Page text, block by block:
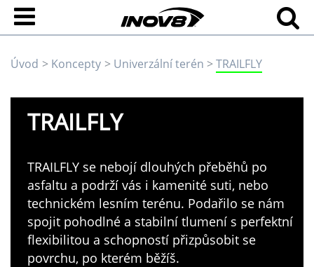
Úvod Koncepty Univerzální terén TRAILFLY
TRAILFLY
TRAILFLY se nebojí dlouhých přeběhů po
asfaltu a podrží vás i kamenité suti, nebo
technickém lesním terénu. Podařilo se nám
spojit pohodlné a stabilní tlumení s perfektní
flexibilitou a schopností přizpůsobit se
povrchu, po kterém běžíš.